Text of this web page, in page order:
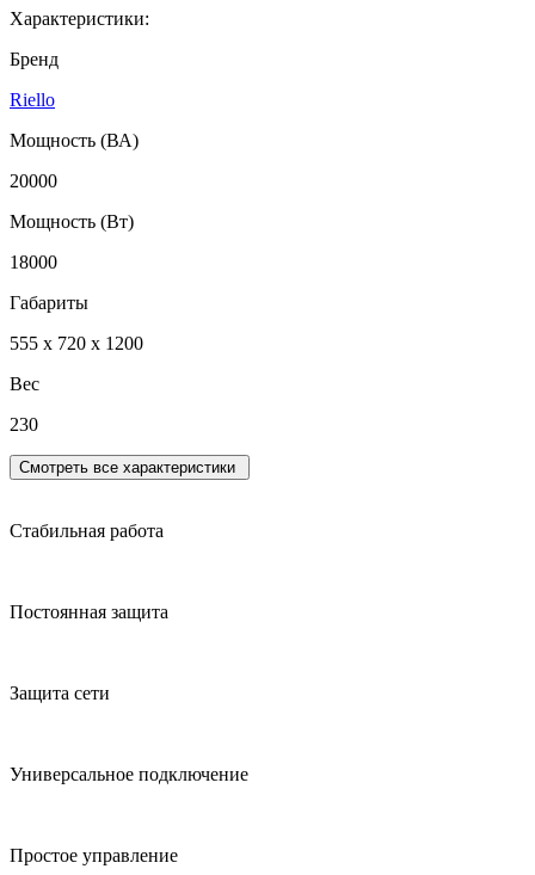
Характеристики:
Бренд
Riello
Мощность (ВА)
20000
Мощность (Вт)
18000
Габариты
555 х 720 х 1200
Вес
230
Смотреть все характеристики
Стабильная работа
Постоянная защита
Защита сети
Универсальное подключение
Простое управление